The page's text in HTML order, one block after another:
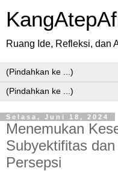
Ruang Ide, Refleksi, dan
Selasa, Juni 18, 2024
Menemukan
Subyektifitas
Persepsi